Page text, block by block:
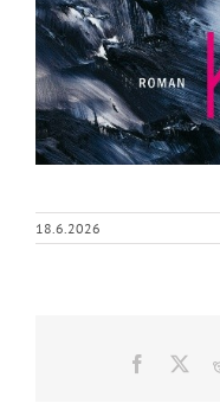
18.6.2026
Facebook